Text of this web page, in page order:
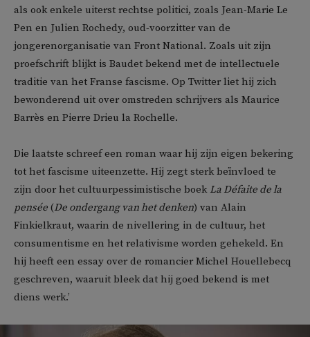
als ook enkele uiterst rechtse politici, zoals Jean-Marie Le
Pen en Julien Rochedy, oud-voorzitter van de
jongerenorganisatie van Front National. Zoals uit zijn
proefschrift blijkt is Baudet bekend met de intellectuele
traditie van het Franse fascisme. Op Twitter liet hij zich
bewonderend uit over omstreden schrijvers als Maurice
Barrès en Pierre Drieu la Rochelle.
Die laatste schreef een roman waar hij zijn eigen bekering
tot het fascisme uiteenzette. Hij zegt sterk beïnvloed te
zijn door het cultuurpessimistische boek La Défaite de la
pensée (De ondergang van het denken) van Alain
Finkielkraut, waarin de nivellering in de cultuur, het
consumentisme en het relativisme worden gehekeld. En
hij heeft een essay over de romancier Michel Houellebecq
geschreven, waaruit bleek dat hij goed bekend is met
diens werk.’